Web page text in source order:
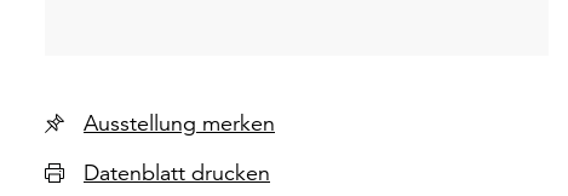
Ausstellung merken
Datenblatt drucken